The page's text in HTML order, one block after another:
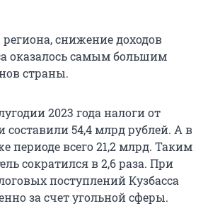
снижение доходов
оказалось самым большим
страны.
2023 года налоги от
составили 54,4 млрд рублей. А в
периоде всего 21,2 млрд. Таким
сократился в 2,6 раза. При
поступлений Кузбасса
за счет угольной сферы.